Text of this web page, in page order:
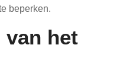
beperken.
van het